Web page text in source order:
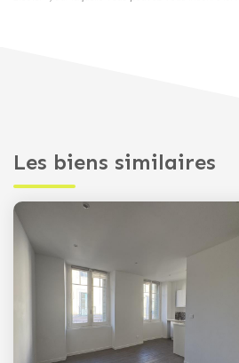
Les biens similaires